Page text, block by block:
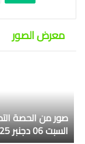
معرض الصور
صور من الحصة
السبت 06 دجنبر 2025